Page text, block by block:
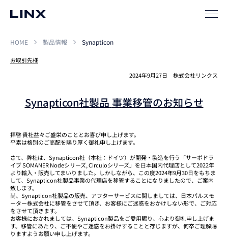
ソリューション
SIパートナー
サポート
企業情報 EN
新卒採用 中途採用
HOME 製品情報 Synapticon
お取引先様
2024年9月27日 株式会社リンクス
Synapticon社製品 事業移管のお知らせ
拝啓 貴社益々ご盛栄のこととお喜び申し上げます。
平素は格別のご高配を賜り厚く御礼申し上げます。
さて、弊社は、Synapticon社（本社：ドイツ）が開発・製造を行う「サーボドラ
イブ SOMANER Nodeシリーズ, Circuloシリーズ」を日本国内代理店として2022年
より輸入・販売してまいりました。しかしながら、この度2024年9月30日をもちま
して、Synapticon社製品事業の代理店を移管することになりましたので、ご案内
致します。
尚、Synapticon社製品の販売、アフターサービスに関しましては、日本パルスモ
ーター株式会社に移管をさせて頂き、お客様にご迷惑をおかけしない形で、ご対応
をさせて頂きます。
お客様におかれましては、Synapticon製品をご愛用賜り、心より御礼申し上げま
す。移管にあたり、ご不便やご迷惑をお掛けすることと存じますが、何卒ご理解賜
りますようお願い申し上げます。